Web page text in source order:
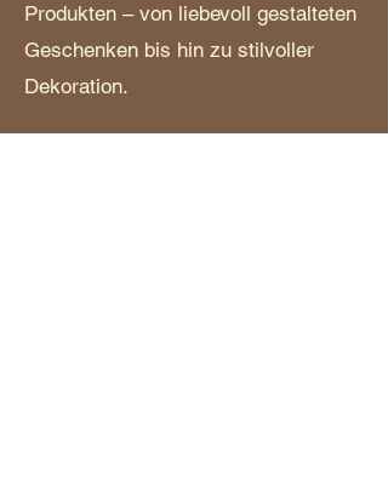
Produkten – von liebevoll gestalteten
Geschenken bis hin zu stilvoller
Dekoration.